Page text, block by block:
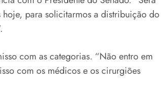
hoje, para solicitarmos a distribuição do
com as categorias. “Não entro em
com os médicos e os cirurgiões